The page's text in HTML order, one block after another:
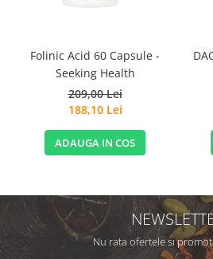
Folinic Acid 60 Capsule -
Seeking Health
209,00 Lei
188,10 Lei
ADAUGA IN COS
Nu rata ofertele si